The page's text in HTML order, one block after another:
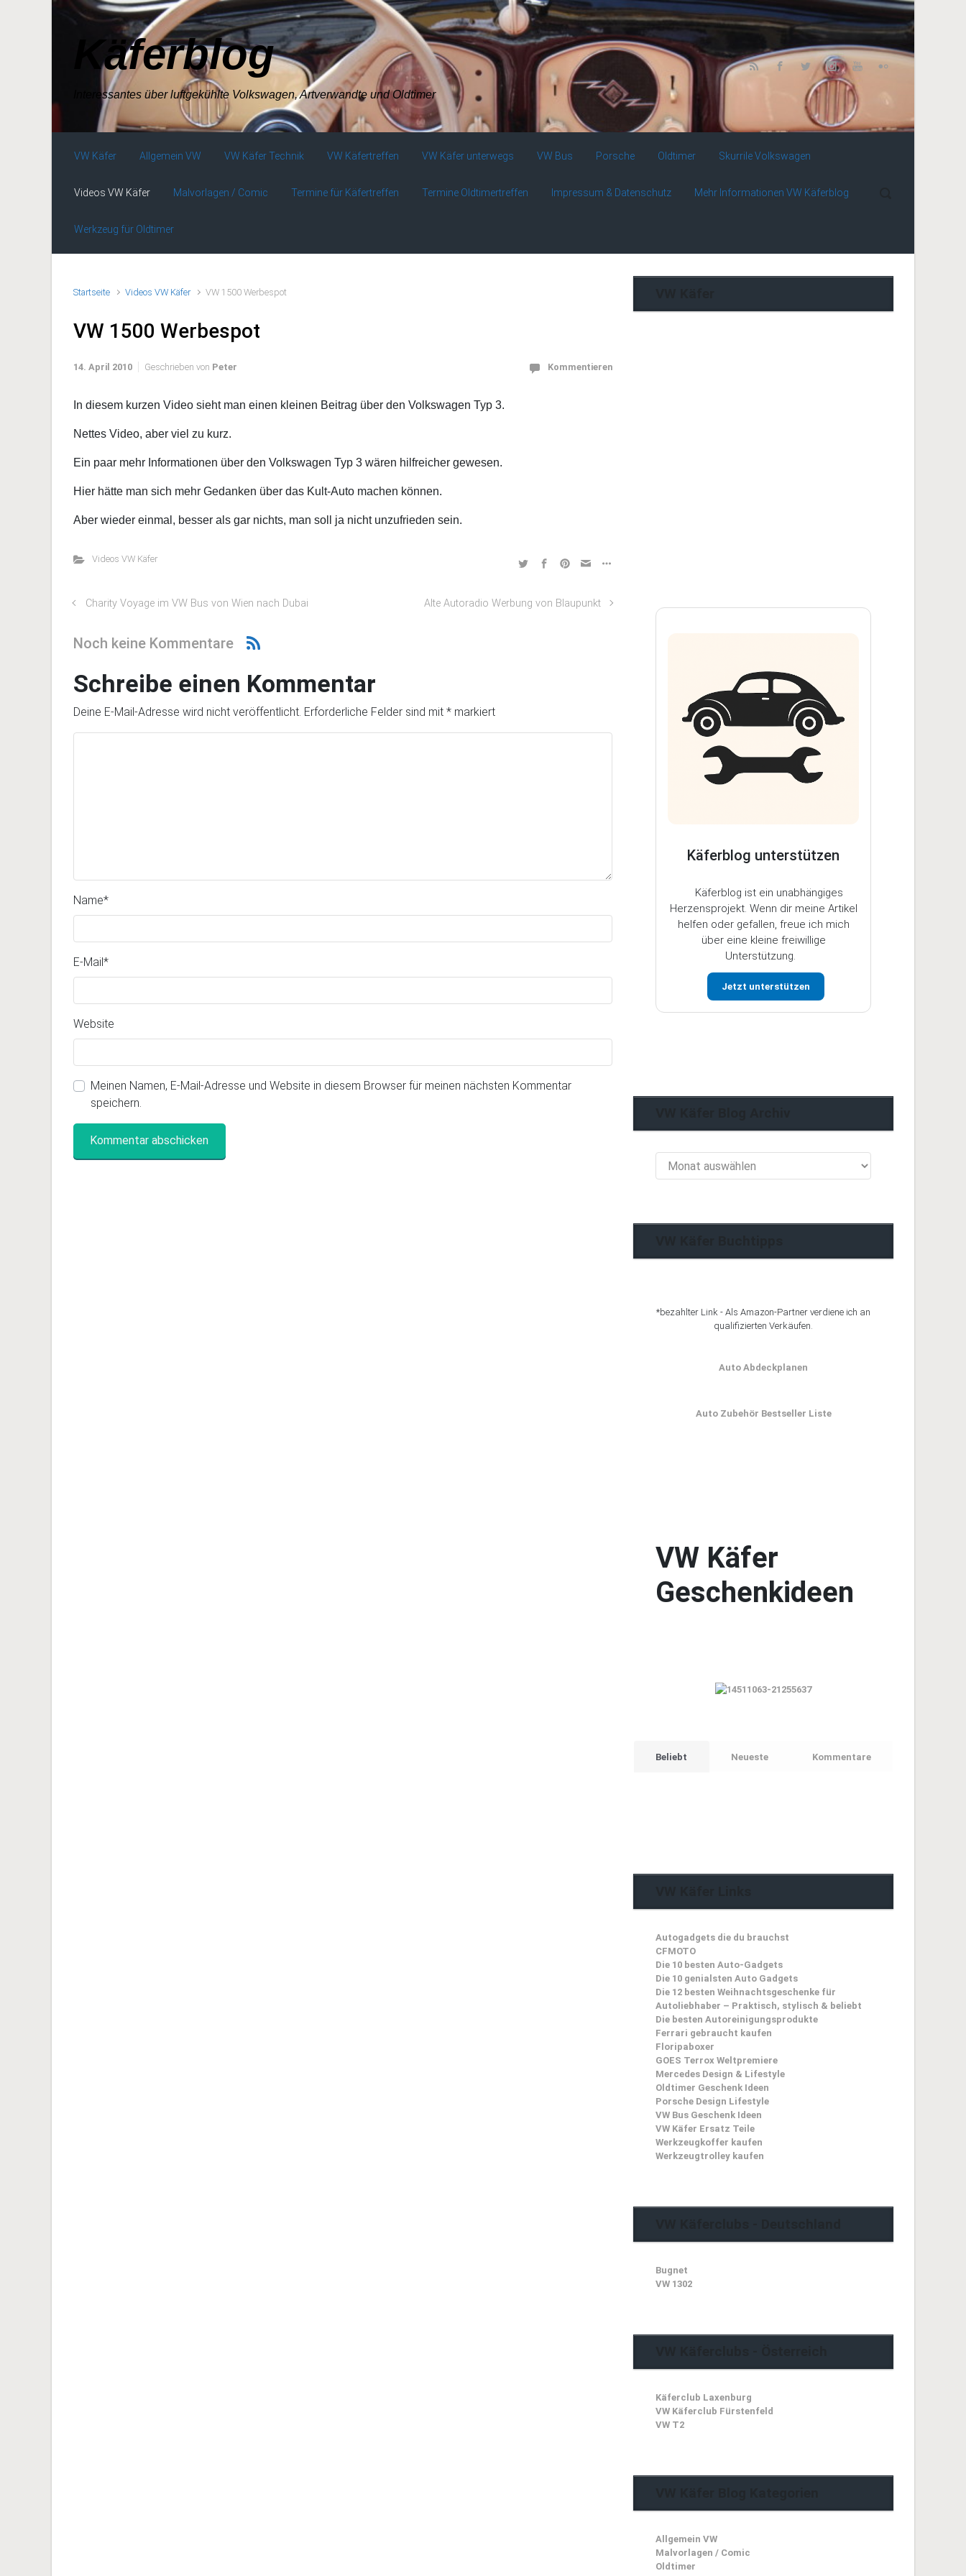
Zum Hauptinhalt springen
Käferblog
Interessantes über luftgekühlte Volkswagen, Artverwandte und Oldtimer
VW Käfer Allgemein VW VW Käfer Technik VW Käfertreffen VW Käfer unterwegs VW Bus Porsche Oldtimer Skurrile Volkswagen
Videos VW Käfer Malvorlagen / Comic Termine für Käfertreffen Termine Oldtimertreffen Impressum & Datenschutz Mehr Informationen VW Käferblog
Werkzeug für Oldtimer
Startseite Videos VW Käfer VW 1500 Werbespot
VW 1500 Werbespot
14. April 2010 Geschrieben von Peter Kommentieren
In diesem kurzen Video sieht man einen kleinen Beitrag über den Volkswagen Typ 3.
Nettes Video, aber viel zu kurz.
Ein paar mehr Informationen über den Volkswagen Typ 3 wären hilfreicher gewesen.
Hier hätte man sich mehr Gedanken über das Kult-Auto machen können.
Aber wieder einmal, besser als gar nichts, man soll ja nicht unzufrieden sein.
Videos VW Käfer
Charity Voyage im VW Bus von Wien nach Dubai Alte Autoradio Werbung von Blaupunkt
Noch keine Kommentare
Schreibe einen Kommentar
Deine E-Mail-Adresse wird nicht veröffentlicht. Erforderliche Felder sind mit * markiert
Name*
E-Mail *
Website
Meinen Namen, E-Mail-Adresse und Website in diesem Browser für meinen nächsten Kommentar
speichern.
Käferblog unterstützen
Käferblog ist ein unabhängiges
Herzensprojekt. Wenn dir meine Artikel
helfen oder gefallen, freue ich mich
über eine kleine freiwillige
Unterstützung.
Jetzt unterstützen
Käfer
*bezahlter Link - Als Amazon-Partner verdiene ich an
qualifizierten Verkäufen.
Auto Abdeckplanen
Auto Zubehör Bestseller Liste
VW Käfer
Geschenkideen
Beliebt Neueste Kommentare
Autogadgets die du brauchst
CFMOTO
Die 10 besten Auto-Gadgets
Die 10 genialsten Auto Gadgets
Die 12 besten Weihnachtsgeschenke für
Autoliebhaber – Praktisch, stylisch & beliebt
Die besten Autoreinigungsprodukte
Ferrari gebraucht kaufen
Floripaboxer
GOES Terrox Weltpremiere
Mercedes Design & Lifestyle
Oldtimer Geschenk Ideen
Porsche Design Lifestyle
VW Bus Geschenk Ideen
VW Käfer Ersatz Teile
Werkzeugkoffer kaufen
Werkzeugtrolley kaufen
Bugnet
VW 1302
Käferclub Laxenburg
VW Käferclub Fürstenfeld
VW T2
Allgemein VW
Malvorlagen / Comic
Oldtimer